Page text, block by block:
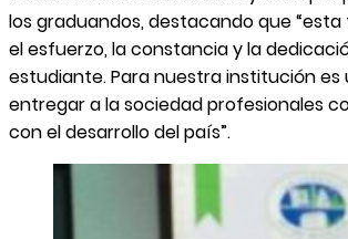
los graduandos, destacando que “esta
el esfuerzo, la constancia y la
estudiante. Para nuestra institución es
entregar a la sociedad profesionales
con el desarrollo del país”.